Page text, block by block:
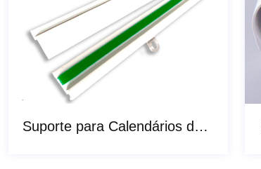
Suporte para Calendários de Parede